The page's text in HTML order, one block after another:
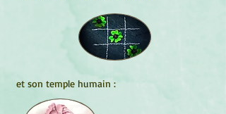
et son temple humain :